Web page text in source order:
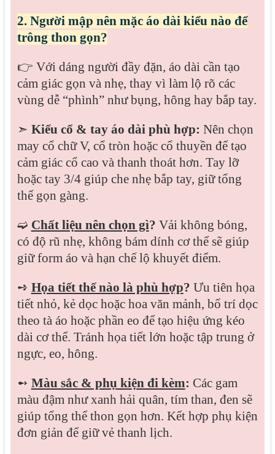
2. Người mập nên mặc áo dài kiểu nào để
trông thon gọn?
👉 Với dáng người đầy đặn, áo dài cần tạo
cảm giác gọn và nhẹ, thay vì làm lộ rõ các
vùng dễ “phình” như bụng, hông hay bắp tay.
➣ Kiểu cổ & tay áo dài phù hợp: Nên chọn
may cổ chữ V, cổ tròn hoặc cổ thuyền để tạo
cảm giác cổ cao và thanh thoát hơn. Tay lỡ
hoặc tay 3/4 giúp che nhẹ bắp tay, giữ tổng
thể gọn gàng.
➫ Chất liệu nên chọn gì? Vải không bóng,
có độ rũ nhẹ, không bám dính cơ thể sẽ giúp
giữ form áo và hạn chế lộ khuyết điểm.
➺ Họa tiết thế nào là phù hợp? Ưu tiên họa
tiết nhỏ, kẻ dọc hoặc hoa văn mảnh, bố trí dọc
theo tà áo hoặc phần eo để tạo hiệu ứng kéo
dài cơ thể. Tránh họa tiết lớn hoặc tập trung ở
ngực, eo, hông.
➻ Màu sắc & phụ kiện đi kèm: Các gam
màu đậm như xanh hải quân, tím than, đen sẽ
giúp tổng thể thon gọn hơn. Kết hợp phụ kiện
đơn giản để giữ vẻ thanh lịch.